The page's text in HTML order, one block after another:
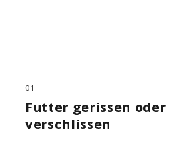
01
Futter gerissen oder
verschlissen